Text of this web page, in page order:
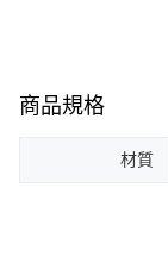
商品規格
材質